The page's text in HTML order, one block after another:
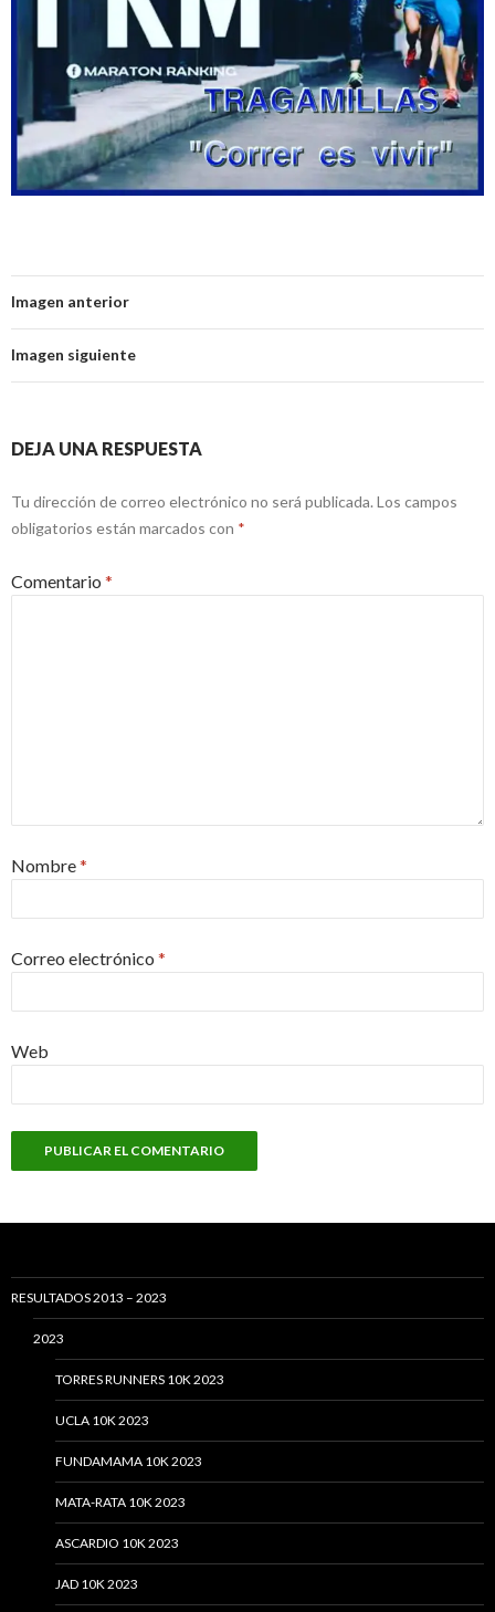
Imagen anterior
Imagen siguiente
DEJA UNA RESPUESTA
Tu dirección de correo electrónico no será publicada. Los campos
obligatorios están marcados con *
Comentario *
Nombre*
Correo electrónico *
Web
RESULTADOS 2013 – 2023
2023
TORRES RUNNERS 10K 2023
UCLA 10K 2023
FUNDAMAMA 10K 2023
MATA-RATA 10K 2023
ASCARDIO 10K 2023
JAD 10K 2023